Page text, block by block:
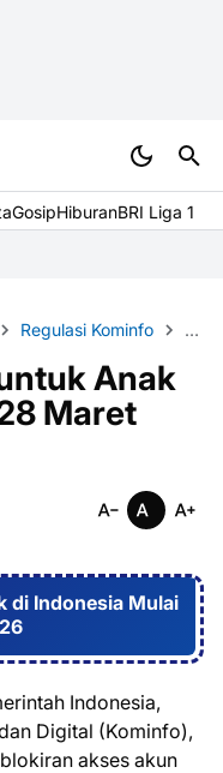
GosipHiburanBRI Liga 1
Regulasi Kominfo
Anak
Maret
di Indonesia Mulai
Indonesia,
Digital (Kominfo),
akses akun